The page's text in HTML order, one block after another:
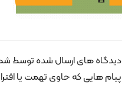
دیدگاه های ارسال شده توسط
پیام هایی که حاوی تهمت یا